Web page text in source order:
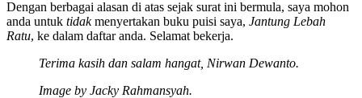
Dengan berbagai alasan di atas sejak surat ini bermula, saya mohon
anda untuk tidakmenyertakan buku puisi saya, Jantung Lebah
Ratu, ke dalam daftar anda. Selamat bekerja.
Terima kasih dan salam hangat, Nirwan Dewanto.
Image by Jacky Rahmansyah.